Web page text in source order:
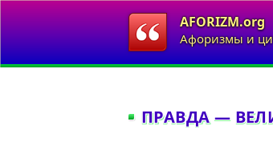
AFORIZM.org
Афоризмы и
ПРАВДА —